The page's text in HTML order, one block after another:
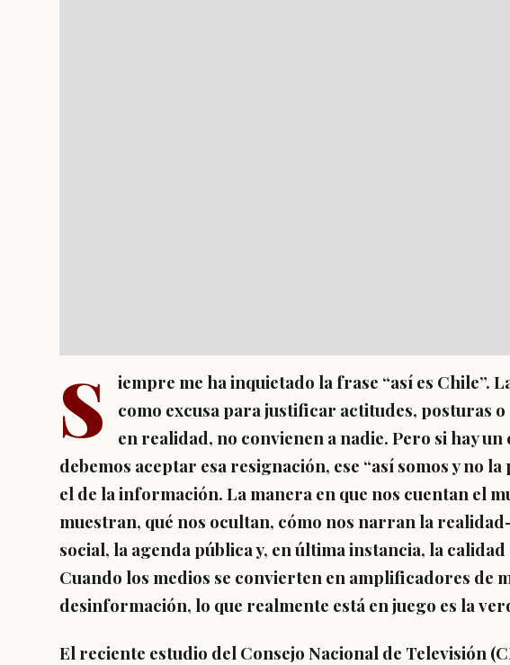
S
iempre me ha inquietado la frase “así es Chile”.
como excusa para justificar actitudes, posturas
en realidad, no convienen a nadie. Pero si hay
debemos aceptar esa resignación, ese “así somos y no
el de lainformación. La manera en que nos cuentan el
muestran, qué nos ocultan, cómo nos narran la
social, la agenda pública y, en última instancia, la
Cuando los medios se convierten en amplificadores de
desinformación, lo que realmente está en juego es la
El reciente estudio del Consejo Nacional de Televisión